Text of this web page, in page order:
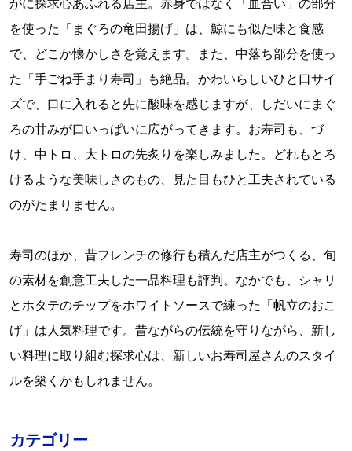
を使った「まぐろの竜田揚げ」は、鯨にも似た味と食感
で、どこか懐かしさを覚えます。また、中落ち部分を使っ
た「手ごね手まり寿司」も絶品。かわいらしいひと口サイ
ズで、口に入れると先に酸味を感じますが、しだいにまぐ
ろの甘みが口いっぱいに広がってきます。お寿司も、づ
け、中トロ、大トロの先炙りを楽しみました。どれもとろ
けるような美味しさのもの、見た目もひと工夫されている
のがたまりません。
寿司のほか、昔フレンチの修行も積んだ店主がつくる、旬
の素材を創意工夫した一品料理も評判。なかでも、シャリ
とホタテのチップをホワイトソースで練った「帆立のおこ
げ」は人気料理です。昔ながらの伝統を守りながら、新し
い料理に取り組む探求心は、新しいお寿司屋さんのスタイ
ルを築くかもしれません。
カテゴリー